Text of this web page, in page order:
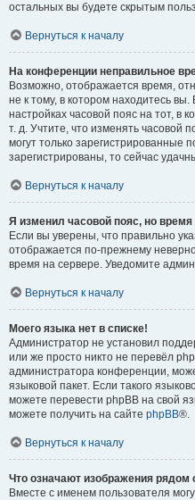
остальных вы будете скрытым
Вернуться к началу
На конференции неправильное
Возможно, отображается время,
не к тому, в котором находитесь
настройках часовой пояс на тот, в
т. д. Учтите, что изменять часовой
могут только зарегистрированные
зарегистрированы, то сейчас
Вернуться к началу
Я изменил часовой пояс, но
Если вы уверены, что правильно
отображается по-прежнему
время на сервере. Уведомите
Вернуться к началу
Моего языка нет в списке!
Администратор не установил
или же просто никто не перевёл
администратора конференции,
языковой пакет. Если такого
можете перевести phpBB на свой
можете получить на сайте phpBB®.
Вернуться к началу
Что означают изображения
Вместе с именем пользователя